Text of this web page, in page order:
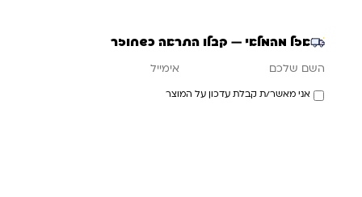
אזל מהמלאי — קבלו התראה כשחוזר
אני מאשר/ת קבלת עדכון על המוצר